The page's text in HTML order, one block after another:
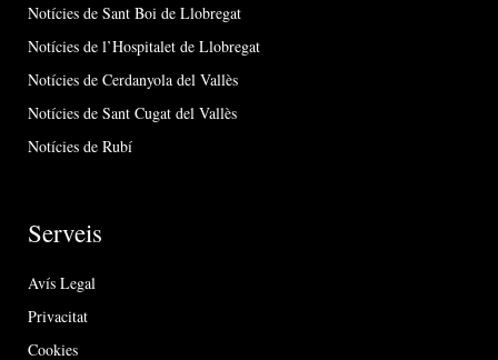
Notícies de Sant Boi de Llobregat
Notícies de l’Hospitalet de Llobregat
Notícies de Cerdanyola del Vallès
Notícies de Sant Cugat del Vallès
Notícies de Rubí
Serveis
Avís Legal
Privacitat
Cookies